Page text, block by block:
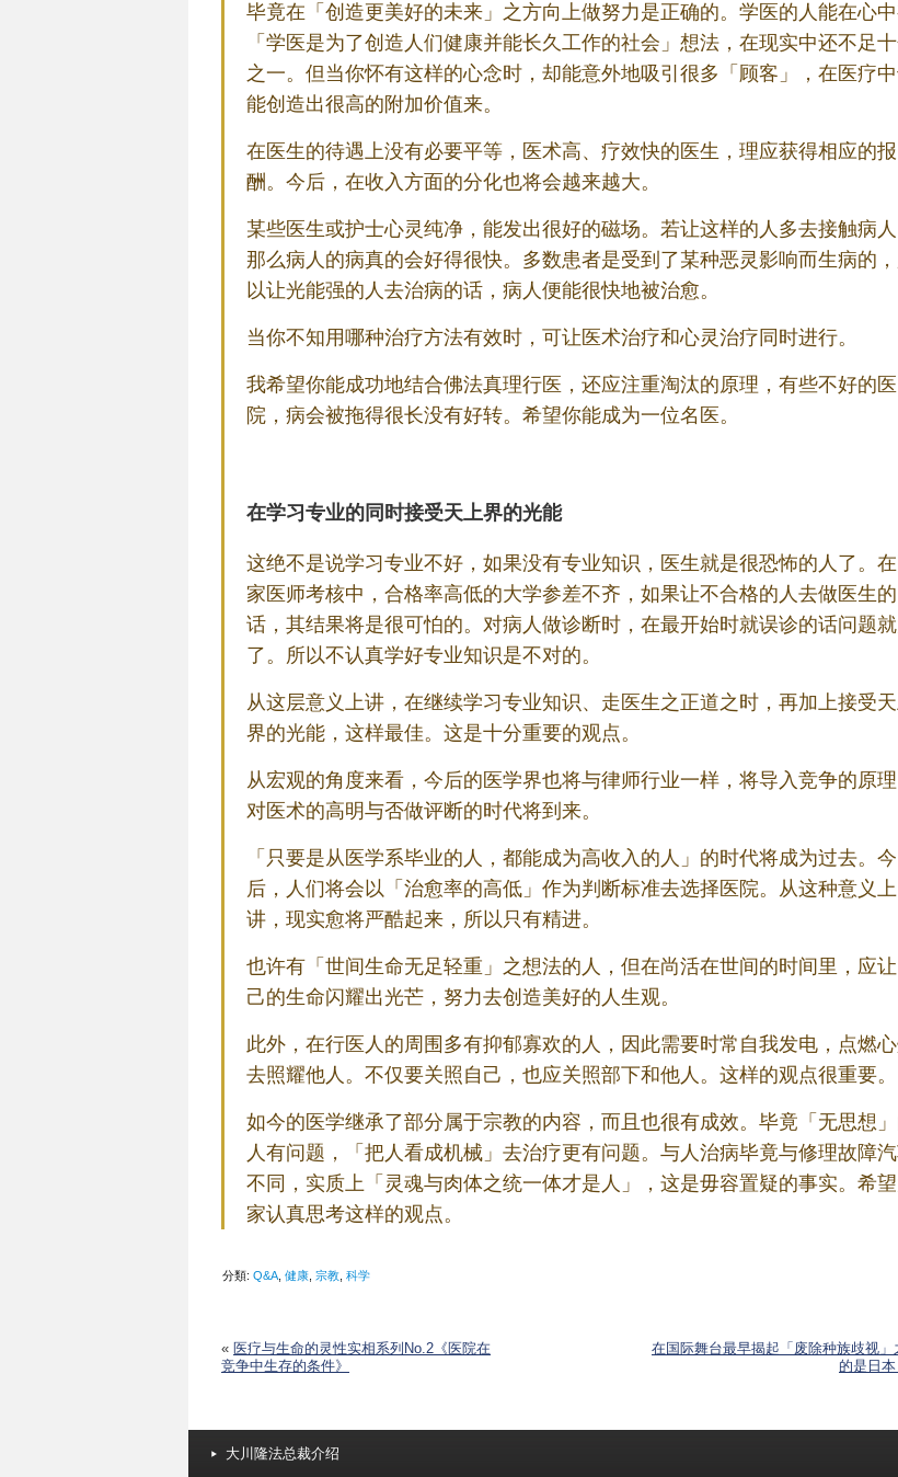
毕竟在「创造更美好的未来」之方向上做努力是正确的。学医的人能在心
「学医是为了创造人们健康并能长久工作的社会」想法，在现实中还不足
之一。但当你怀有这样的心念时，却能意外地吸引很多「顾客」，在医疗
能创造出很高的附加价值来。
在医生的待遇上没有必要平等，医术高、疗效快的医生，理应获得相应的报
酬。今后，在收入方面的分化也将会越来越大。
某些医生或护士心灵纯净，能发出很好的磁场。若让这样的人多去接触病人
那么病人的病真的会好得很快。多数患者是受到了某种恶灵影响而生病的
以让光能强的人去治病的话，病人便能很快地被治愈。
当你不知用哪种治疗方法有效时，可让医术治疗和心灵治疗同时进行。
我希望你能成功地结合佛法真理行医，还应注重淘汰的原理，有些不好的医
院，病会被拖得很长没有好转。希望你能成为一位名医。
在学习专业的同时接受天上界的光能
这绝不是说学习专业不好，如果没有专业知识，医生就是很恐怖的人了。在
家医师考核中，合格率高低的大学参差不齐，如果让不合格的人去做医生的
话，其结果将是很可怕的。对病人做诊断时，在最开始时就误诊的话问题
了。所以不认真学好专业知识是不对的。
从这层意义上讲，在继续学习专业知识、走医生之正道之时，再加上接受
界的光能，这样最佳。这是十分重要的观点。
从宏观的角度来看，今后的医学界也将与律师行业一样，将导入竞争的原理
对医术的高明与否做评断的时代将到来。
「只要是从医学系毕业的人，都能成为高收入的人」的时代将成为过去。今
后，人们将会以「治愈率的高低」作为判断标准去选择医院。从这种意义上
讲，现实愈将严酷起来，所以只有精进。
也许有「世间生命无足轻重」之想法的人，但在尚活在世间的时间里，应让
己的生命闪耀出光芒，努力去创造美好的人生观。
此外，在行医人的周围多有抑郁寡欢的人，因此需要时常自我发电，点燃
去照耀他人。不仅要关照自己，也应关照部下和他人。这样的观点很重要。
如今的医学继承了部分属于宗教的内容，而且也很有成效。毕竟「无思想
人有问题，「把人看成机械」去治疗更有问题。与人治病毕竟与修理故障
不同，实质上「灵魂与肉体之统一体才是人」，这是毋容置疑的事实。希
家认真思考这样的观点。
分類: Q&A 健康 宗教 科学
« 医疗与生命的灵性实相系列No.2《医院在
竞争中生存的条件》
在国际舞台最早揭起「废除种族歧视」
的是日本
大川隆法总裁介绍